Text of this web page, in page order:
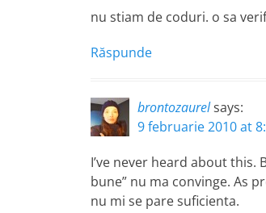
nu stiam de coduri. o sa
Răspunde
brontozaurelsays:
9 februarie 2010 at
I’ve never heard about this.
bune” nu ma convinge. As
nu mi se pare suficienta.